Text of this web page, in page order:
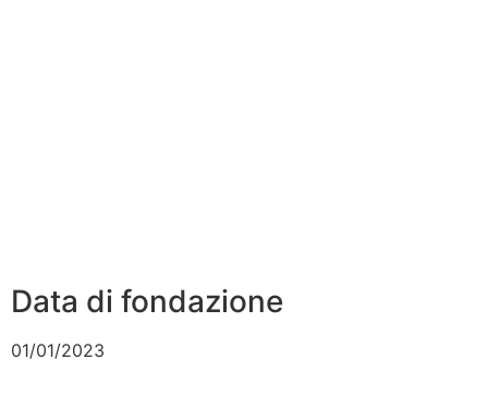
Data di fondazione
01/01/2023